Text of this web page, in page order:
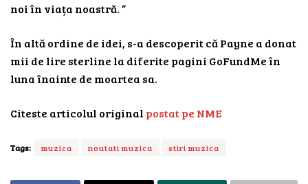
noi în viața noastră. ”
În altă ordine de idei, s-a descoperit că Payne a donat
mii de lire sterline la diferite pagini GoFundMe în
luna înainte de moartea sa.
Citeste articolul original postat pe NME
Tags: muzica noutati muzica stiri muzica